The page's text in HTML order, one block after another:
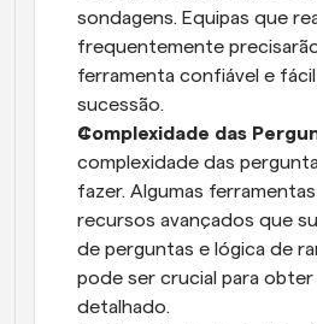
sondagens. Equipas que
frequentemente
ferramenta confiável e
sucessão.
Complexidade das
complexidade das
fazer. Algumas
recursos avançados que
de perguntas e lógica de
pode ser crucial para
detalhado.